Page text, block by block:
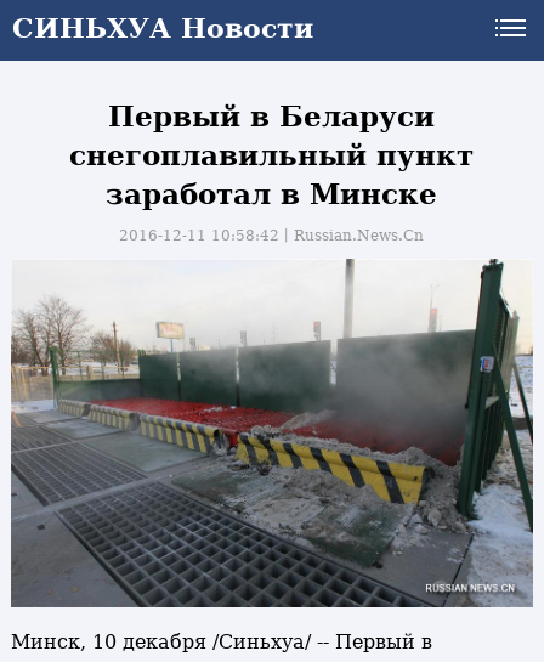
СИНЬХУА Новости
Первый в Беларуси
снегоплавильный пункт
заработал в Минске
2016-12-11 10:58:42丨Russian.News.Cn
Минск, 10 декабря /Синьхуа/ -- Первый в